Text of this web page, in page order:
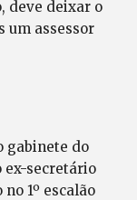
deve deixar o
um assessor
gabinete do
ex-secretário
1º escalão